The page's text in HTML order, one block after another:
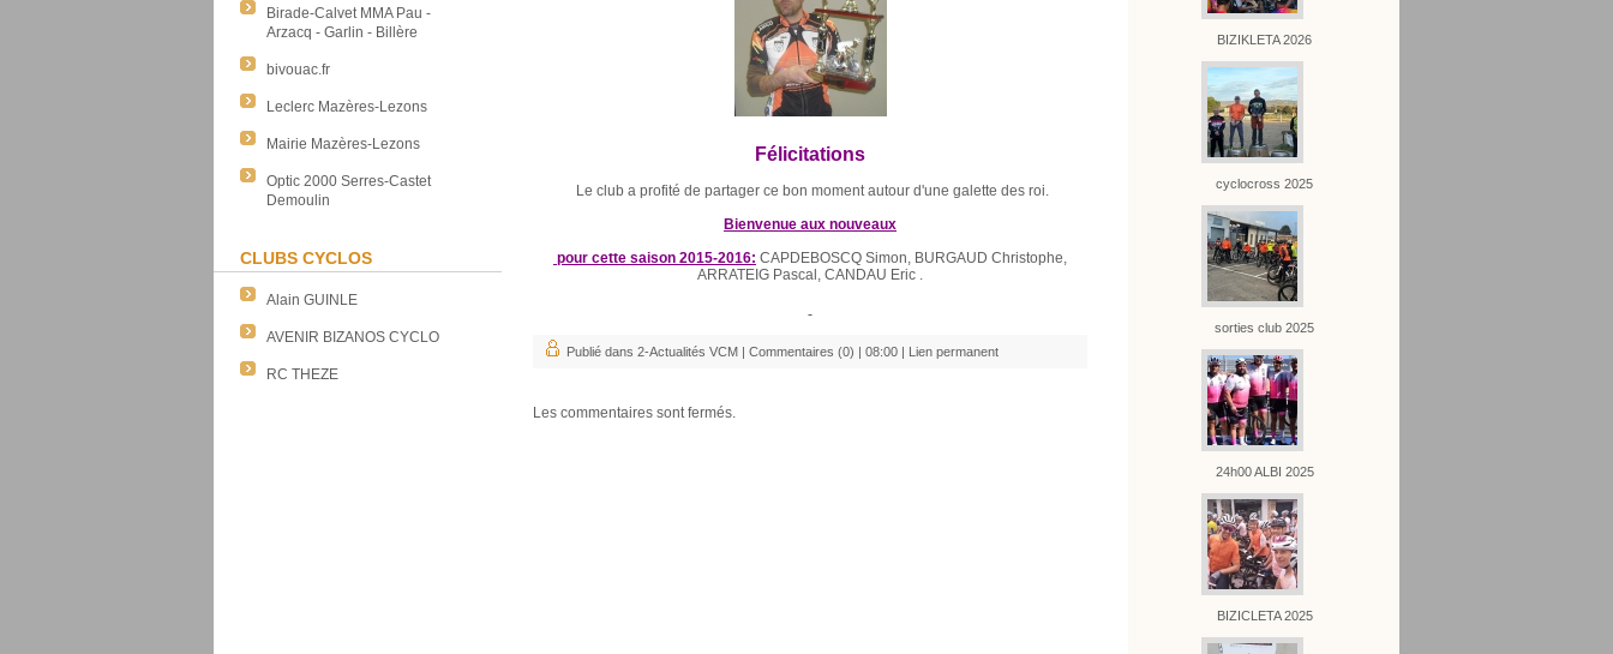
Birade-Calvet MMA Pau -
Arzacq - Garlin - Billère
bivouac.fr
Leclerc Mazères-Lezons
Mairie Mazères-Lezons
Optic 2000 Serres-Castet
Demoulin
CLUBS CYCLOS
Alain GUINLE
AVENIR BIZANOS CYCLO
RC THEZE
BIZIKLETA 2026
cyclocross 2025
sorties club 2025
24h00 ALBI 2025
BIZICLETA 2025
Félicitations
Le club a profité de partager ce bon moment autour d'une galette des roi.
Bienvenue aux nouveaux
pour cette saison 2015-2016: CAPDEBOSCQ Simon, BURGAUD Christophe,
ARRATEIG Pascal, CANDAU Eric .
Publié dans 2-Actualités VCM | Commentaires (0) | 08:00 | Lien permanent
Les commentaires sont fermés.